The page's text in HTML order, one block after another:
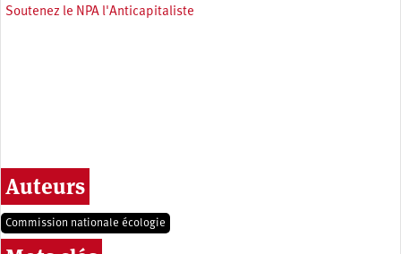
Soutenez le NPA l'Anticapitaliste
Auteurs
Commission nationale écologie